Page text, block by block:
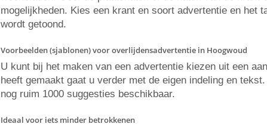
mogelijkheden. Kies een krant en soort advertentie en het
wordt getoond.
Voorbeelden (sjablonen) voor overlijdensadvertentie in Hoogwoud
U kunt bij het maken van een advertentie kiezen uit een
heeft gemaakt gaat u verder met de eigen indeling en
nog ruim 1000 suggesties beschikbaar.
Ideaal voor iets minder betrokkenen